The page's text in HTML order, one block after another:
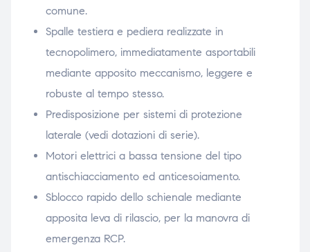
comune.
Spalle testiera e pediera realizzate in
tecnopolimero, immediatamente asportabili
mediante apposito meccanismo, leggere e
robuste al tempo stesso.
Predisposizione per sistemi di protezione
laterale (vedi dotazioni di serie).
Motori elettrici a bassa tensione del tipo
antischiacciamento ed anticesoiamento.
Sblocco rapido dello schienale mediante
apposita leva di rilascio, per la manovra di
emergenza RCP.